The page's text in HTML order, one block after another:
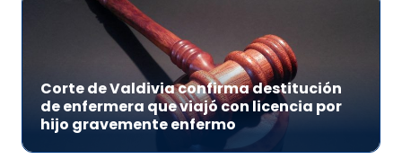
Corte de Valdivia confirma destitución
de enfermera que viajó con licencia por
hijo gravemente enfermo